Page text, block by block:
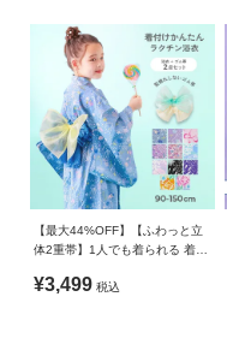
【最大44%OFF】【ふわっと立
体2重帯】1人でも着られる 着付
衣
¥3,499 税込